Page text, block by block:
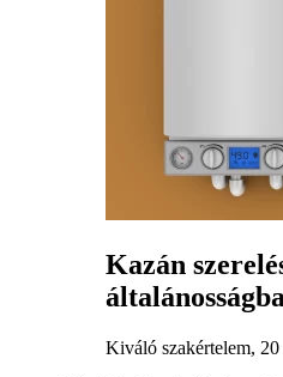
Kazán
Kiváló szakértelem, 20